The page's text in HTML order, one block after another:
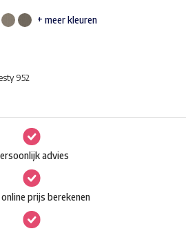
zoek?
Dit
Deze
optie
kan
gekozen
worden
op
+ meer kleuren
952
advies
prijs berekenen